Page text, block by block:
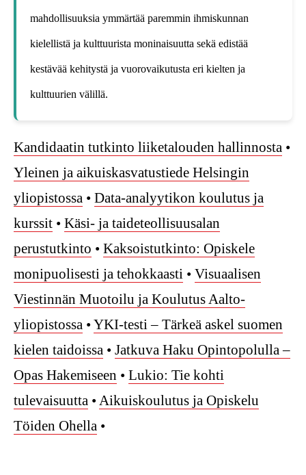
mahdollisuuksia ymmärtää paremmin ihmiskunnan
kielellistä ja kulttuurista moninaisuutta sekä edistää
kestävää kehitystä ja vuorovaikutusta eri kielten ja
kulttuurien välillä.
Kandidaatin tutkinto liiketalouden hallinnosta •
Yleinen ja aikuiskasvatustiede Helsingin
yliopistossa • Data-analyytikon koulutus ja
kurssit • Käsi- ja taideteollisuusalan
perustutkinto • Kaksoistutkinto: Opiskele
monipuolisesti ja tehokkaasti • Visuaalisen
Viestinnän Muotoilu ja Koulutus Aalto-
yliopistossa •YKI-testi – Tärkeä askel suomen
kielen taidoissa • Jatkuva Haku Opintopolulla –
Opas Hakemiseen • Lukio: Tie kohti
tulevaisuutta •Aikuiskoulutus ja Opiskelu
Töiden Ohella •